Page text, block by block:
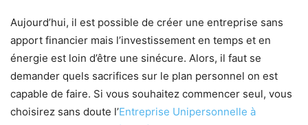
Aujourd’hui, il est possible de créer une entreprise sans
apport financier mais l’investissement en temps et en
énergie est loin d’être une sinécure. Alors, il faut se
demander quels sacrifices sur le plan personnel on est
capable de faire. Si vous souhaitez commencer seul, vous
choisirez sans doute l’Entreprise Unipersonnelle à